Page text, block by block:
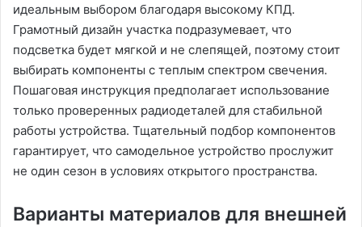
идеальным выбором благодаря высокому КПД.
Грамотный дизайн участка подразумевает, что
подсветка будет мягкой и не слепящей, поэтому стоит
выбирать компоненты с теплым спектром свечения.
Пошаговая инструкция предполагает использование
только проверенных радиодеталей для стабильной
работы устройства. Тщательный подбор компонентов
гарантирует, что самодельное устройство прослужит
не один сезон в условиях открытого пространства.
Варианты материалов для внешней